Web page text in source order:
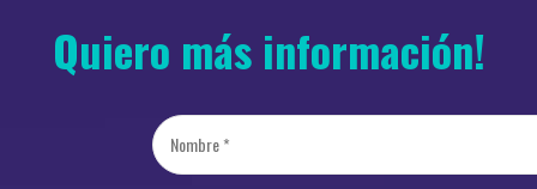
Quiero más información!